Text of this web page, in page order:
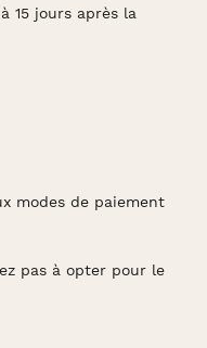
15 jours après la
modes de paiement
pas à opter pour le